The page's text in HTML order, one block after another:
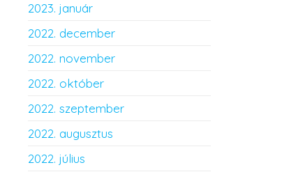
2023. január
2022. december
2022. november
2022. október
2022. szeptember
2022. augusztus
2022. július